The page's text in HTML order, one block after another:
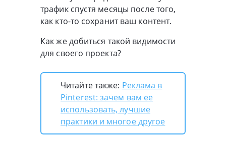
трафик спустя месяцы после того,
как кто-то сохранит ваш контент.
Как же добиться такой видимости
для своего проекта?
Читайте также: Реклама в
Pinterest: зачем вам ее
использовать, лучшие
практики и многое другое